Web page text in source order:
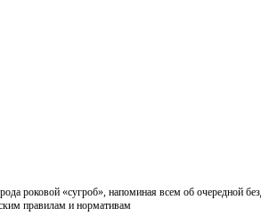
роковой «сугроб», напоминая всем об очередной
правилам и нормативам